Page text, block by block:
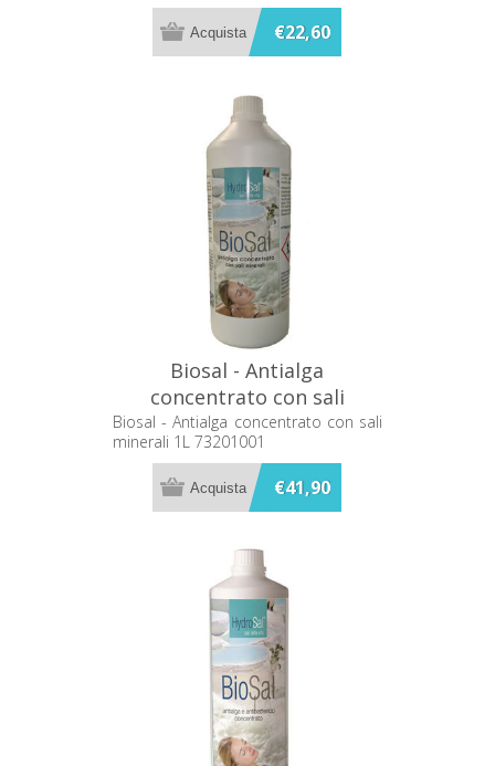
Metacril 08000501
€22,60
Biosal - Antialga
concentrato con sali
minerali 1L 73201001
Biosal - Antialga concentrato con sali
minerali 1L 73201001
€41,90